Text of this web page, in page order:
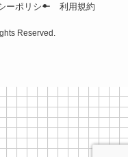
ーポリシー 利⽤規約
Reserved.